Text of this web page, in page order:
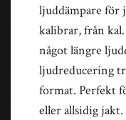
ljuddämpare för
kalibrar, från
något längre
ljudreducering
format. Perfekt
eller allsidig